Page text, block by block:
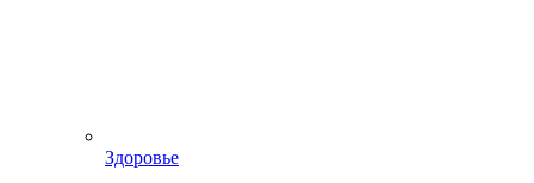
Здоровье